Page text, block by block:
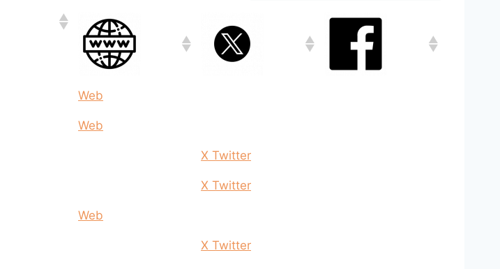
Web
Web
X Twitter
X Twitter
Web
X Twitter